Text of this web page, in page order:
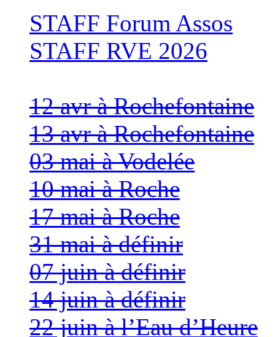
STAFF Forum Assos
STAFF RVE 2026
12 avr à Rochefontaine
13 avr à Rochefontaine
03 mai à Vodelée
10 mai à Roche
17 mai à Roche
31 mai à définir
07 juin à définir
14 juin à définir
22 juin à l’Eau d’Heure